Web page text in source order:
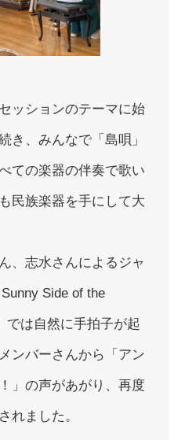
ッションのテーマに始
き、みんなで「島唄」
ての楽器の伴奏で歌い
民族楽器を手にして大
、志水さんによるジャ
Side of the
では自然に手拍子が起
ンバーさんから「アン
」の声があがり、再度
れました。